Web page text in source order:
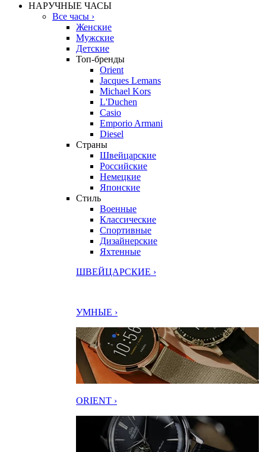
НАРУЧНЫЕ ЧАСЫ
Все часы ›
Женские
Мужские
Детские
Топ-бренды
Orient
Jacques Lemans
Michael Kors
L'Duchen
Casio
Emporio Armani
Diesel
Страны
Швейцарские
Российские
Немецкие
Японские
Стиль
Военные
Классические
Спортивные
Дизайнерские
Яхтенные
ШВЕЙЦАРСКИЕ ›
УМНЫЕ ›
ORIENT ›